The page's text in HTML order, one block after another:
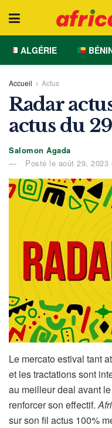
ALGÉRIE
Accueil Actus
Radar
actus du
Salomon Agada
Posté le août 29,
Le mercato estival tant
et les tractations sont
au meilleur deal avant
renforcer son effectif.
sur son fil actus 100%